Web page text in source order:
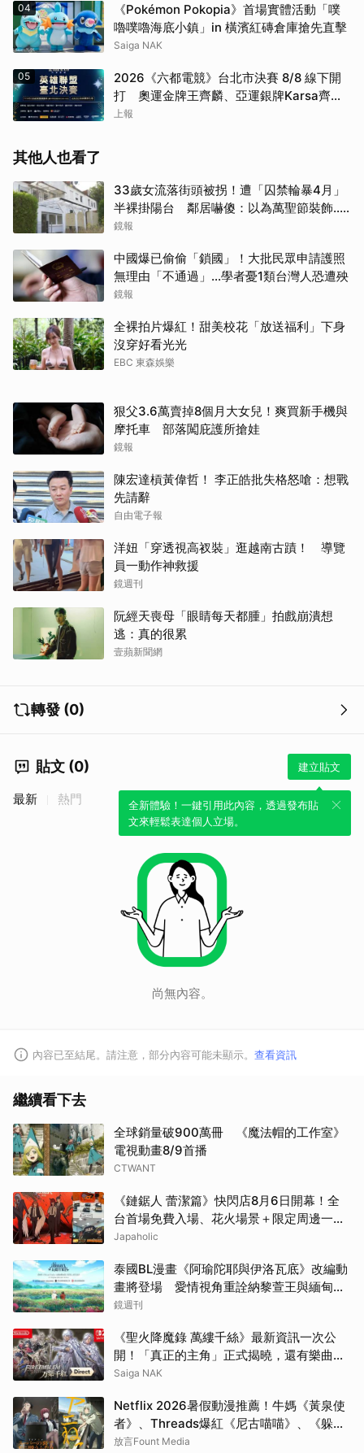
04
《Pokémon Pokopia》首場實體活動「噗
嚕噗嚕海底小鎮」in 橫濱紅磚倉庫搶先直擊
Saiga NAK
05
2026《六都電競》台北市決賽 8/8 線下開
打 奧運金牌王齊麟、亞運銀牌Karsa齊聚
台北同場競技
上報
其他人也看了
33歲女流落街頭被拐！遭「囚禁輪暴4月」
半裸掛陽台 鄰居嚇傻：以為萬聖節裝飾...
主謀竟與妻小同住
鏡報
中國爆已偷偷「鎖國」！大批民眾申請護照
無理由「不通過」...學者憂1類台灣人恐遭殃
鏡報
全裸拍片爆紅！甜美校花「放送福利」下身
沒穿好看光光
EBC 東森娛樂
狠父3.6萬賣掉8個月大女兒！爽買新手機與
摩托車 部落闖庇護所搶娃
鏡報
陳宏達槓黃偉哲！ 李正皓批失格怒嗆：想戰
先請辭
自由電子報
洋妞「穿透視高衩裝」逛越南古蹟！ 導覽
員一動作神救援
鏡週刊
阮經天喪母「眼睛每天都腫」拍戲崩潰想
逃：真的很累
壹蘋新聞網
轉發 (0)
貼文 (0) 建立貼文
全新體驗！一鍵引用此內容，透過發布貼
文來輕鬆表達個人立場。
最新 熱門
尚無內容。
內容已至結尾。請注意，部分內容可能未顯示。 查看資訊
繼續看下去
全球銷量破900萬冊 《魔法帽的工作室》
電視動畫8/9首播
CTWANT
《鏈鋸人 蕾潔篇》快閃店8月6日開幕！全
台首場免費入場、花火場景＋限定周邊一次
看
Japaholic
泰國BL漫畫《阿瑜陀耶與伊洛瓦底》改編動
畫將登場 愛情視角重詮納黎萱王與緬甸王
儲傳奇
鏡週刊
《聖火降魔錄 萬縷千絲》最新資訊一次公
開！「真正的主角」正式揭曉，還有樂曲上
架、漫畫連載等新消息
Saiga NAK
Netflix 2026暑假動漫推薦！牛媽《黃泉使
者》、Threads爆紅《尼古喵喵》、《躲在
超市後門抽菸的兩人》7部話題必追番一次
放言Fount Media
取消